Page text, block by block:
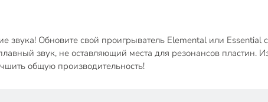
звука! Обновите свой проигрыватель Elemental или
звук, не оставляющий места для резонансов пластин.
общую производительность!